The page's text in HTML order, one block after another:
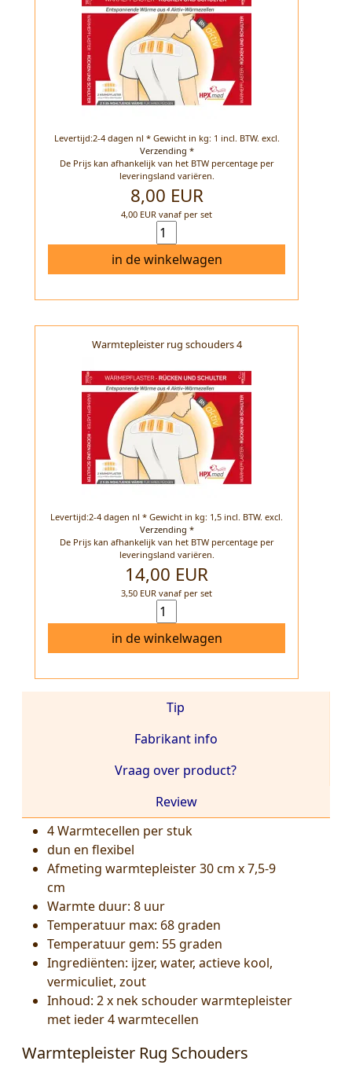
Levertijd:2-4 dagen nl * Gewicht in kg: 1 incl. BTW. excl.
Verzending *
De Prijs kan afhankelijk van het BTW percentage per
leveringsland variëren.
8,00 EUR
4,00 EUR vanaf per set
in de winkelwagen
Warmtepleister rug schouders 4
Levertijd:2-4 dagen nl * Gewicht in kg: 1,5 incl. BTW. excl.
Verzending *
De Prijs kan afhankelijk van het BTW percentage per
leveringsland variëren.
14,00 EUR
3,50 EUR vanaf per set
in de winkelwagen
4 Warmtecellen per stuk
dun en flexibel
Afmeting warmtepleister 30 cm x 7,5-9
cm
Warmte duur: 8 uur
Temperatuur max: 68 graden
Temperatuur gem: 55 graden
Ingrediënten: ijzer, water, actieve kool,
vermiculiet, zout
Inhoud: 2 x nek schouder warmtepleister
met ieder 4 warmtecellen
Warmtepleister Rug Schouders
Tip
Fabrikant info
Vraag over product?
Review